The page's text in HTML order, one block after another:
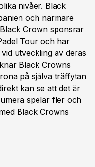
nivåer. Black
och närmare
Crown sponsrar
Tour och har
utveckling av deras
Black Crowns
på själva träffytan
kan se att det är
spelar fler och
Black Crowns